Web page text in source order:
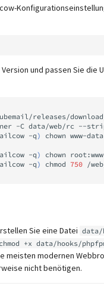
und passen Sie die
releases/
-C data/web/rc --
-q) chown www-
-q) chown
-q) chmod 750 /
Sie eine Datei data/
chmod +x data/hooks/
meisten modernen
nicht benötigen.